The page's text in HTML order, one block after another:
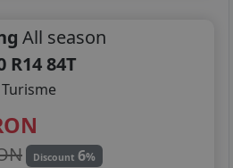
All season
R14 84T
Turisme
Discount 6%